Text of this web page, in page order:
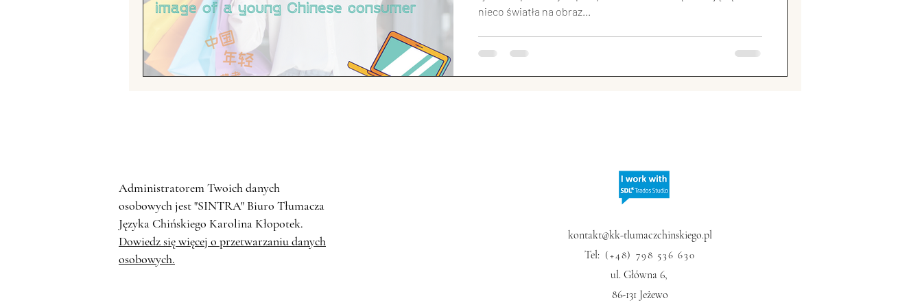
Fotografia chińska
Chińskie grupy etniczne USA vs. Chiny Sławni Chińczycy Chińskie Sprawy Zagraniczne
nieco światła na obraz...
Administratorem Twoich danych
osobowych jest "SINTRA" Biuro Tłumacza
Języka Chińskiego Karolina Kłopotek.
Dowiedz się więcej o przetwarzaniu danych
osobowych.
kontakt@kk-tlumaczchinskiego.pl
Tel: (+48) 798 536 630
ul. Główna 6,
86-131 Jeżewo